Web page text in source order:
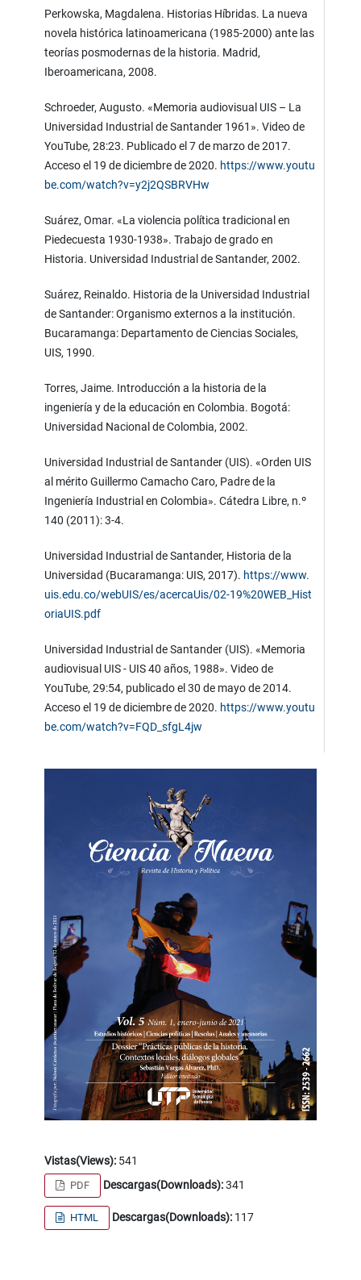
Perkowska, Magdalena. Historias Híbridas. La nueva
novela histórica latinoamericana (1985-2000) ante las
teorías posmodernas de la historia. Madrid,
Iberoamericana, 2008.
Schroeder, Augusto. «Memoria audiovisual UIS – La
Universidad Industrial de Santander 1961». Video de
YouTube, 28:23. Publicado el 7 de marzo de 2017.
Acceso el 19 de diciembre de 2020. https://www.youtu
be.com/watch?v=y2j2QSBRVHw
Suárez, Omar. «La violencia política tradicional en
Piedecuesta 1930-1938». Trabajo de grado en
Historia. Universidad Industrial de Santander, 2002.
Suárez, Reinaldo. Historia de la Universidad Industrial
de Santander: Organismo externos a la institución.
Bucaramanga: Departamento de Ciencias Sociales,
UIS, 1990.
Torres, Jaime. Introducción a la historia de la
ingeniería y de la educación en Colombia. Bogotá:
Universidad Nacional de Colombia, 2002.
Universidad Industrial de Santander (UIS). «Orden UIS
al mérito Guillermo Camacho Caro, Padre de la
Ingeniería Industrial en Colombia». Cátedra Libre, n.º
140 (2011): 3-4.
Universidad Industrial de Santander, Historia de la
Universidad (Bucaramanga: UIS, 2017). https://www.
uis.edu.co/webUIS/es/acercaUis/02-19%20WEB_Hist
oriaUIS.pdf
Universidad Industrial de Santander (UIS). «Memoria
audiovisual UIS - UIS 40 años, 1988». Video de
YouTube, 29:54, publicado el 30 de mayo de 2014.
Acceso el 19 de diciembre de 2020. https://www.youtu
be.com/watch?v=FQD_sfgL4jw
Vistas(Views): 541
PDF Descargas(Downloads):341
HTML Descargas(Downloads):117